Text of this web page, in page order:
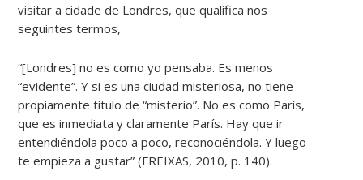
visitar a cidade de Londres, que qualifica nos
seguintes termos,
“[Londres] no es como yo pensaba. Es menos
“evidente”. Y si es una ciudad misteriosa, no tiene
propiamente título de “misterio”. No es como París,
que es inmediata y claramente París. Hay que ir
entendiéndola poco a poco, reconociéndola. Y luego
te empieza a gustar” (FREIXAS, 2010, p. 140).